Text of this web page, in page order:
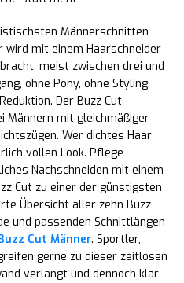
Männerschnitten
wird mit einem Haarschneider
meist zwischen drei und
ohne Pony, ohne Styling:
Der Buzz Cut
Männern mit gleichmäßiger
Wer dichtes Haar
vollen Look. Pflege
Nachschneiden mit einem
Cut zu einer der günstigsten
Übersicht aller zehn Buzz
und passenden Schnittlängen
Cut Männer. Sportler,
gerne zu dieser zeitlosen
verlangt und dennoch klar